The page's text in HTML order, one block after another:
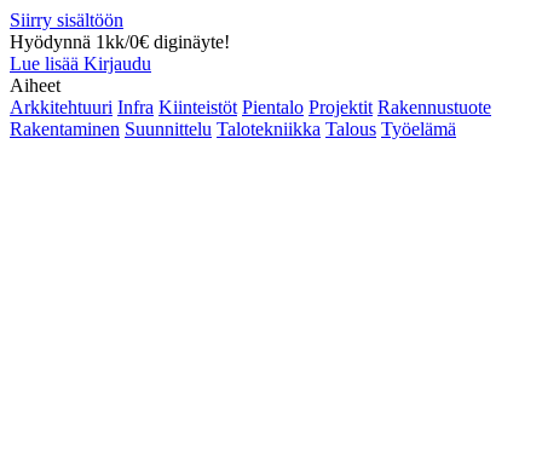
Siirry sisältöön
Hyödynnä 1kk/0€ diginäyte!
Lue lisää Kirjaudu
Aiheet
Arkkitehtuuri Infra Kiinteistöt Pientalo Projektit Rakennustuote
Rakentaminen Suunnittelu Talotekniikka Talous Työelämä